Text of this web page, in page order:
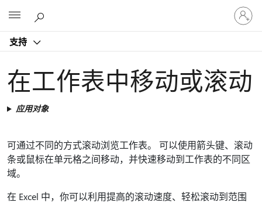
支持
请
登
录
帐
户
在工作表中移动或滚动
应用对象
可通过不同的方式滚动浏览工作表。 可以使用箭头键、滚动
条或鼠标在单元格之间移动，并快速移动到工作表的不同区
域。
在 Excel 中，你可以利用提高的滚动速度、轻松滚动到范围